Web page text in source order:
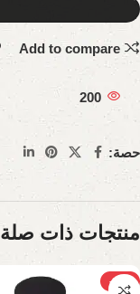
Add to compare
200
حصة:
منتجات ذات صلة
-10%